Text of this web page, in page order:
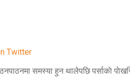
Twitter
समस्या हुन थालेपछि पर्साकाे